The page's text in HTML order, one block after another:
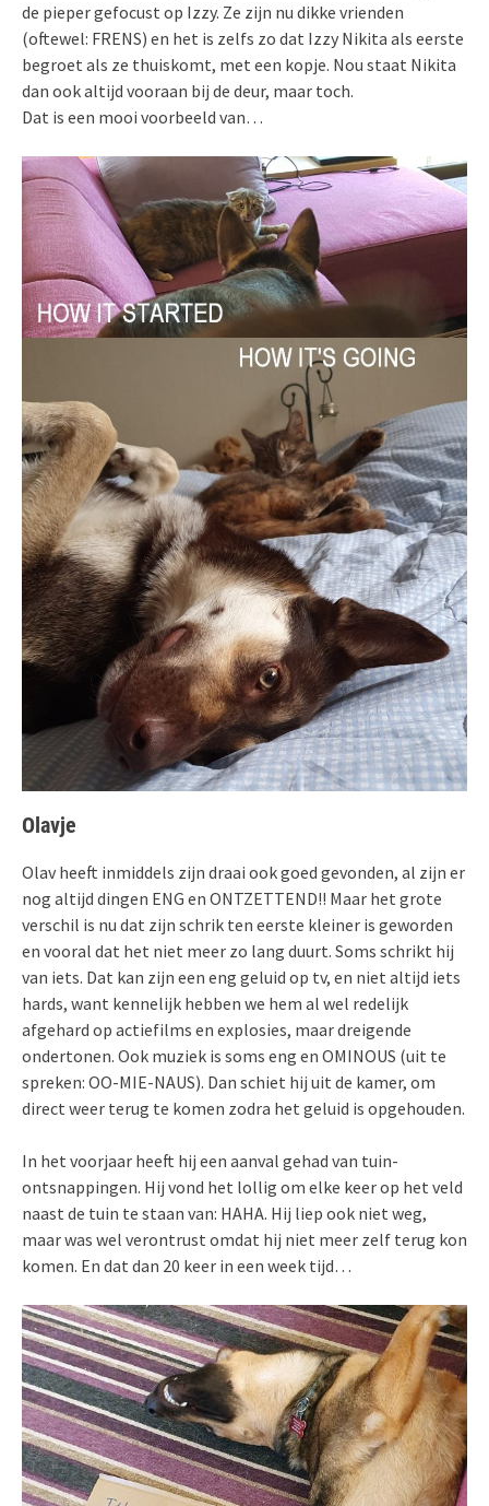
de pieper gefocust op Izzy. Ze zijn nu dikke vrienden
(oftewel: FRENS) en het is zelfs zo dat Izzy Nikita als eerste
begroet als ze thuiskomt, met een kopje. Nou staat Nikita
dan ook altijd vooraan bij de deur, maar toch.
Dat is een mooi voorbeeld van…
Olavje
Olav heeft inmiddels zijn draai ook goed gevonden, al zijn er
nog altijd dingen ENG en ONTZETTEND!! Maar het grote
verschil is nu dat zijn schrik ten eerste kleiner is geworden
en vooral dat het niet meer zo lang duurt. Soms schrikt hij
van iets. Dat kan zijn een eng geluid op tv, en niet altijd iets
hards, want kennelijk hebben we hem al wel redelijk
afgehard op actiefilms en explosies, maar dreigende
ondertonen. Ook muziek is soms eng en OMINOUS (uit te
spreken: OO-MIE-NAUS). Dan schiet hij uit de kamer, om
direct weer terug te komen zodra het geluid is opgehouden.
In het voorjaar heeft hij een aanval gehad van tuin-
ontsnappingen. Hij vond het lollig om elke keer op het veld
naast de tuin te staan van: HAHA. Hij liep ook niet weg,
maar was wel verontrust omdat hij niet meer zelf terug kon
komen. En dat dan 20 keer in een week tijd…